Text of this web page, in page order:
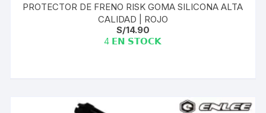
PROTECTOR DE FRENO RISK GOMA SILICONA ALTA
CALIDAD | ROJO
S/14.90
4 𝗘𝗡 𝗦𝗧𝗢𝗖𝗞